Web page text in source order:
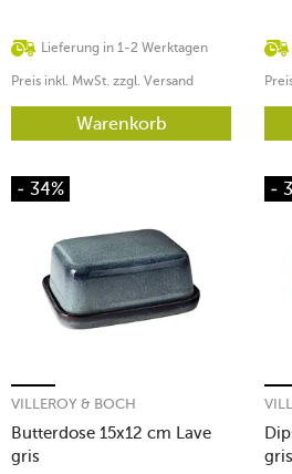
Lieferung in 1-2 Werktagen
Preis inkl. MwSt. zzgl. Versand
Warenkorb
- 34%
Butterdose 15x12 cm Lave
gris
VILLEROY & BOCH
-
gris